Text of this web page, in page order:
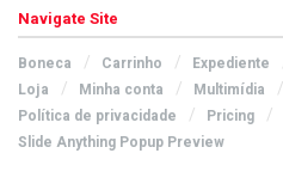
Navigate Site
Boneca Carrinho Expediente
Loja
Minha conta Multimídia
Política de privacidade
Pricing
Slide Anything Popup Preview